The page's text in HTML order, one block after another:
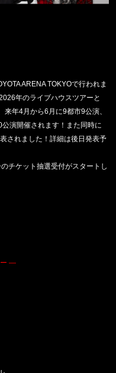
ARENA TOKYOで行われま
年のライブハウスツアーと
来年4月から6 月に9都市9公演、
公演開催されます！また同時に
されました！詳細は後日発表予
チケット抽選受付がスタートし
ー ―